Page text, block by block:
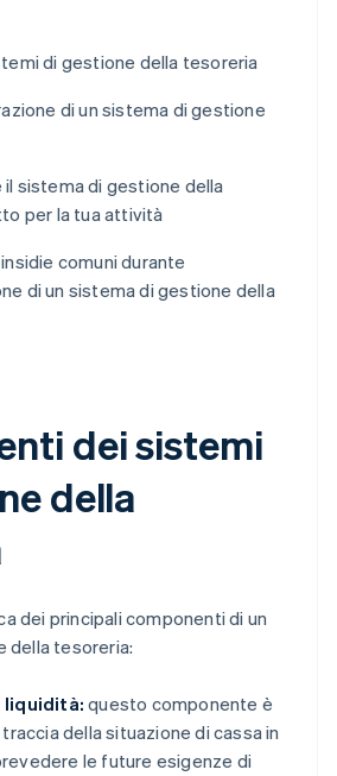
di gestione della tesoreria
di un sistema di gestione
sistema di gestione della
per la tua attività
comuni durante
di un sistema di gestione della
dei sistemi
della
dei principali componenti di un
della tesoreria:
liquidità:questo componente è
della situazione di cassa in
le future esigenze di